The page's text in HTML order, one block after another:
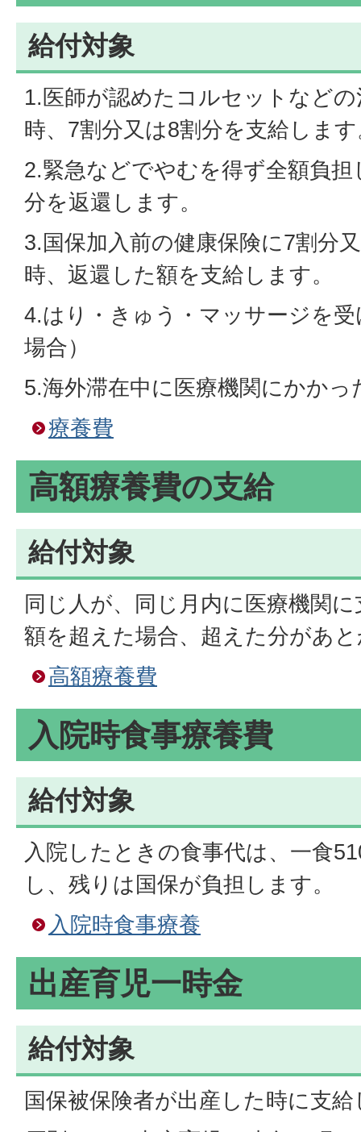
給付対象
1.医師が認めたコルセットなど
時、7割分又は8割分を支給しま
2.緊急などでやむを得ず全額負
分を返還します。
3.国保加入前の健康保険に7割分
時、返還した額を支給します。
4.はり・きゅう・マッサージを
場合）
5.海外滞在中に医療機関にかかっ
療養費
高額療養費の支給
給付対象
同じ人が、同じ月内に医療機関
額を超えた場合、超えた分があ
高額療養費
入院時食事療養費
給付対象
入院したときの食事代は、一食
し、残りは国保が負担します。
入院時食事療養
出産育児一時金
給付対象
国保被保険者が出産した時に支